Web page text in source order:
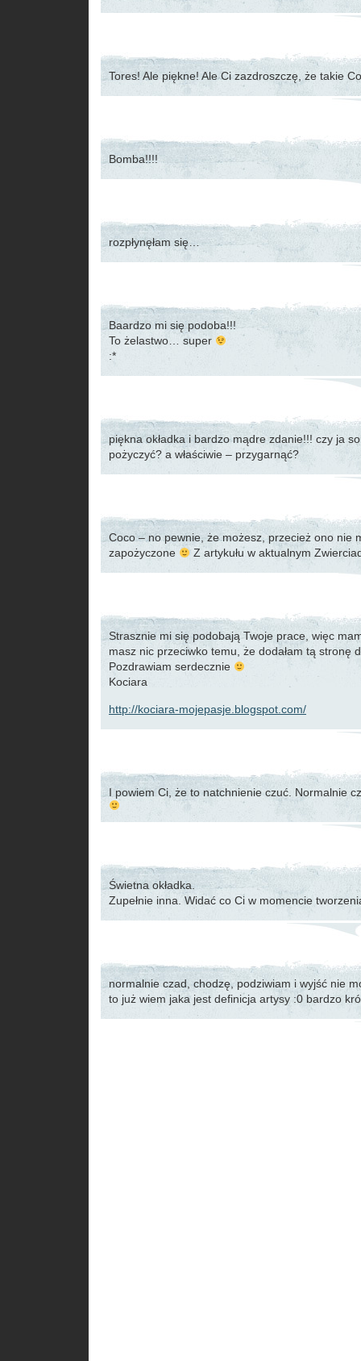
Tores! Ale piękne! Ale Ci zazdroszczę, że takie
Bomba!!!!
rozpłynęłam się…
Baardzo mi się podoba!!!
To żelastwo… super
:*
piękna okładka i bardzo mądre zdanie!!! czy ja
pożyczyć? a właściwie – przygarnąć?
Coco – no pewnie, że możesz, przecież ono nie
zapożyczone
Z artykułu w aktualnym
Strasznie mi się podobają Twoje prace, więc
masz nic przeciwko temu, że dodałam tą
Pozdrawiam serdecznie
Kociara
http://kociara-mojepasje.blogspot.com/
I powiem Ci, że to natchnienie czuć. Normalnie
Świetna okładka.
Zupełnie inna. Widać co Ci w momencie
normalnie czad, chodzę, podziwiam i wyjść nie
to już wiem jaka jest definicja artysy :0 bardzo